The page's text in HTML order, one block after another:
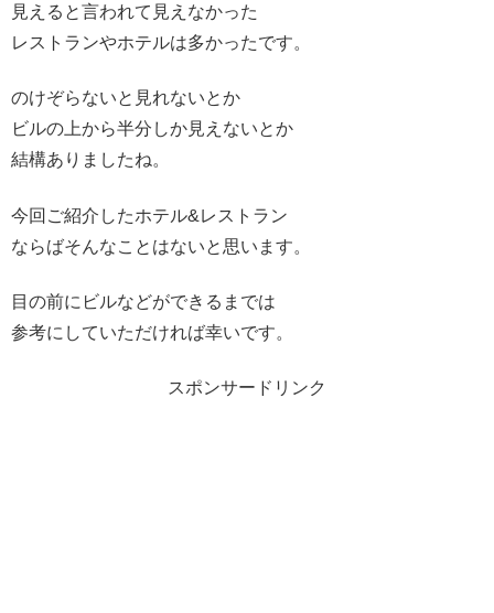
見えると言われて見えなかった
レストランやホテルは多かったです。
のけぞらないと見れないとか
ビルの上から半分しか見えないとか
結構ありましたね。
今回ご紹介したホテル&レストラン
ならばそんなことはないと思います。
目の前にビルなどができるまでは
参考にしていただければ幸いです。
スポンサードリンク